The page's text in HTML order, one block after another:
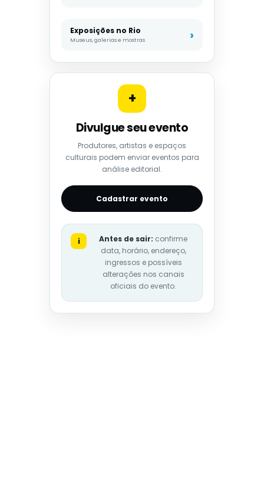
Exposições no Rio
Museus, galerias e mostras
+
Divulgue seu evento
Produtores, artistas e espaços
culturais podem enviar eventos para
análise editorial.
Cadastrar evento
i Antes de sair: confirme
data, horário, endereço,
ingressos e possíveis
alterações nos canais
oficiais do evento.